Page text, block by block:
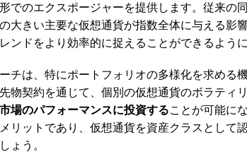
でのエクスポージャーを提供します。従来の
大きい主要な仮想通貨が指数全体に与える影
ンドをより効率的に捉えることができるように
チは、特にポートフォリオの多様化を求める
物契約を通じて、個別の仮想通貨のボラティ
場のパフォーマンスに投資することが可能に
リットであり、仮想通貨を資産クラスとして
ょう。